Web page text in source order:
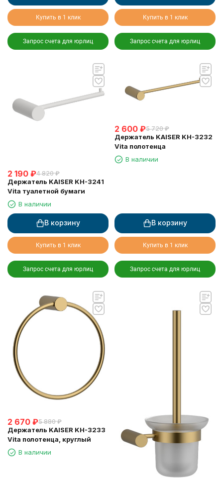
Купить в 1 клик
Запрос счета для юрлиц
Купить в 1 клик
Запрос счета для юрлиц
2 190 ₽4 820 ₽
Держатель KAISER KH-3241
Vita туалетной бумаги
В наличии
В корзину
Купить в 1 клик
Запрос счета для юрлиц
2 600 ₽5 720 ₽
Держатель KAISER KH-3232
Vita полотенца
В наличии
В корзину
Купить в 1 клик
Запрос счета для юрлиц
2 670 ₽5 880 ₽
Держатель KAISER KH-3233
Vita полотенца, круглый
В наличии